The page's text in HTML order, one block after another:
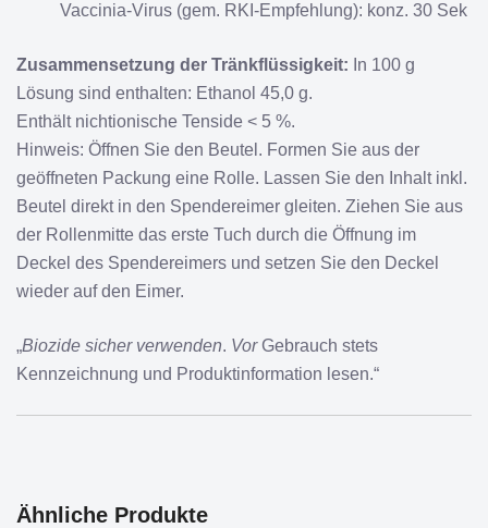
Vaccinia-Virus (gem. RKI-Empfehlung): konz. 30 Sek
Zusammensetzung der Tränkflüssigkeit: In 100 g
Lösung sind enthalten: Ethanol 45,0 g.
Enthält nichtionische Tenside < 5 %.
Hinweis: Öffnen Sie den Beutel. Formen Sie aus der
geöffneten Packung eine Rolle. Lassen Sie den Inhalt inkl.
Beutel direkt in den Spendereimer gleiten. Ziehen Sie aus
der Rollenmitte das erste Tuch durch die Öffnung im
Deckel des Spendereimers und setzen Sie den Deckel
wieder auf den Eimer.
„Biozide sicher verwenden. VorGebrauch stets
Kennzeichnung und Produktinformation lesen.“
Ähnliche Produkte